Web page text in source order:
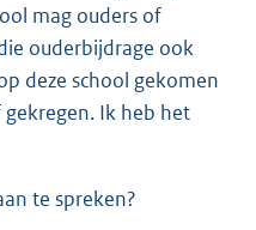
mag ouders of
ouderbijdrage ook
deze school gekomen
Ik heb het
te spreken?